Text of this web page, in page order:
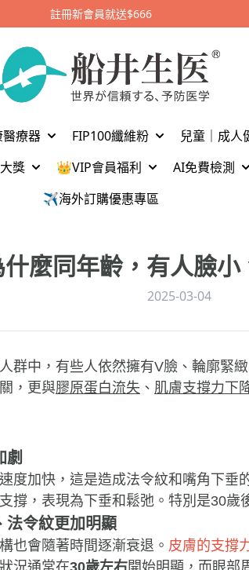
LINE好友留言【船井驚喜購】立刻領取$1,300元
療器 FIP100纖維粉 兒童｜成人
獎 👑VIP會員福利 AI免費檢測
✈️海外訂購優惠專區
什麼同年齡，有人臉
2025-03-04
群中，有些人依然擁有V臉、輪廓緊
，更與膠原蛋白流失 、 肌膚支撐力下
劇
度加快，這是造成法令紋和嘴角下垂
撐，表現為下垂和鬆弛。特別是30歲
法令紋更加明顯
也會隨著時間逐漸衰退。 皮膚的支撐
況通常在30歲左右開始明顯，而眼部